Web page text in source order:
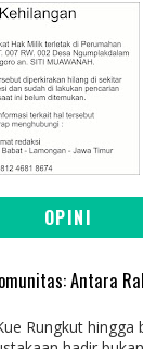
OPINI
Antara
Rungkut hingga